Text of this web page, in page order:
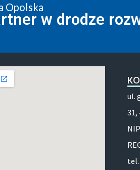
Opolska
w drodze
ul.
31,
tel.